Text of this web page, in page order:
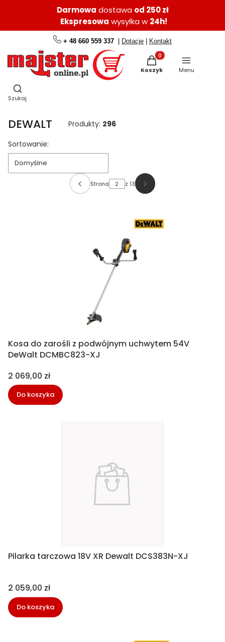
Darmowa dostawa od 250 zł
Ekspresowa wysyłka w 24h!
+ 48 660 559 337 | Dotacje | Kontakt
Produkty w koszyku:
Koszyk Menu
Otwórz wyszukiwarkę
Szukaj
DEWALT Produkty: 296
Lista produktów
Sortowanie:
Domyślne
Poprzednie produkty
Strona z 13 Następne produkty
Kosa do zarośli z podwójnym uchwytem 54V
DeWalt DCMBC823-XJ
Cena
2 069,00 zł
Do koszyka
Pilarka tarczowa 18V XR Dewalt DCS383N-XJ
Cena
2 059,00 zł
Do koszyka